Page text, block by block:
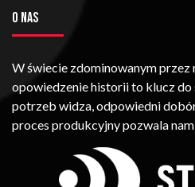
O NAS
W świecie zdominowanym przez
opowiedzenie historii to klucz do
potrzeb widza, odpowiedni
proces produkcyjny pozwala